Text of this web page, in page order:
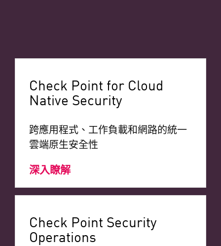
Check Point for Cloud
Native Security
跨應用程式、工作負載和網路的統一
雲端原生安全性
深入瞭解
Check Point Security
Operations